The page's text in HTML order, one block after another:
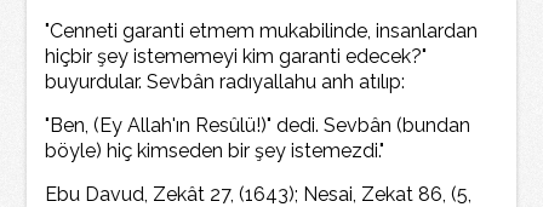
"Cenneti garanti etmem mukabilinde, insanlardan
hiçbir şey istememeyi kim garanti edecek?"
buyurdular. Sevbân radıyallahu anh atılıp:
"Ben, (Ey Allah'ın Resûlü!)" dedi. Sevbân (bundan
böyle) hiç kimseden bir şey istemezdi."
Ebu Davud, Zekât 27, (1643); Nesai, Zekat 86, (5,